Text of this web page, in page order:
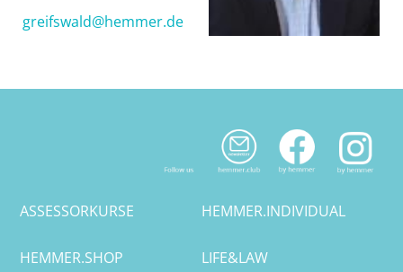
greifswald@hemmer.de
ASSESSORKURSE HEMMER.INDIVIDUAL
HEMMER.SHOP LIFE&LAW
Bonn
Frankfurt/Main
Frankfurt/O.